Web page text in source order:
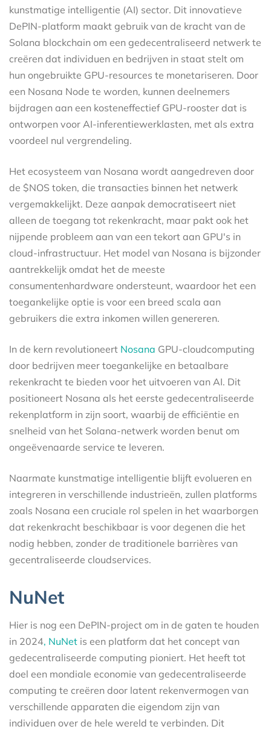
kunstmatige intelligentie (AI) sector. Dit innovatieve
DePIN-platform maakt gebruik van de kracht van de
Solana blockchain om een gedecentraliseerd netwerk te
creëren dat individuen en bedrijven in staat stelt om
hun ongebruikte GPU-resources te monetariseren. Door
een Nosana Node te worden, kunnen deelnemers
bijdragen aan een kosteneffectief GPU-rooster dat is
ontworpen voor AI-inferentiewerklasten, met als extra
voordeel nul vergrendeling.
Het ecosysteem van Nosana wordt aangedreven door
de $NOS token, die transacties binnen het netwerk
vergemakkelijkt. Deze aanpak democratiseert niet
alleen de toegang tot rekenkracht, maar pakt ook het
nijpende probleem aan van een tekort aan GPU's in
cloud-infrastructuur. Het model van Nosana is bijzonder
aantrekkelijk omdat het de meeste
consumentenhardware ondersteunt, waardoor het een
toegankelijke optie is voor een breed scala aan
gebruikers die extra inkomen willen genereren.
In de kern revolutioneert Nosana GPU-cloudcomputing
door bedrijven meer toegankelijke en betaalbare
rekenkracht te bieden voor het uitvoeren van AI. Dit
positioneert Nosana als het eerste gedecentraliseerde
rekenplatform in zijn soort, waarbij de efficiëntie en
snelheid van het Solana-netwerk worden benut om
ongeëvenaarde service te leveren.
Naarmate kunstmatige intelligentie blijft evolueren en
integreren in verschillende industrieën, zullen platforms
zoals Nosana een cruciale rol spelen in het waarborgen
dat rekenkracht beschikbaar is voor degenen die het
nodig hebben, zonder de traditionele barrières van
gecentraliseerde cloudservices.
NuNet
Hier is nog een DePIN-project om in de gaten te houden
in 2024, NuNet is een platform dat het concept van
gedecentraliseerde computing pioniert. Het heeft tot
doel een mondiale economie van gedecentraliseerde
computing te creëren door latent rekenvermogen van
verschillende apparaten die eigendom zijn van
individuen over de hele wereld te verbinden. Dit